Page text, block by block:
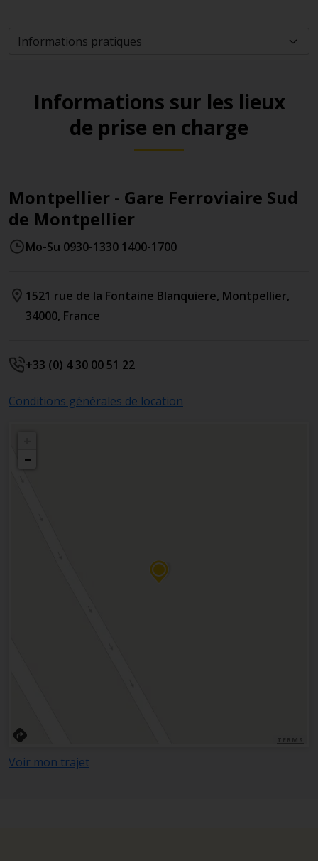
Informations sur les lieux
de prise en charge
Montpellier - Gare Ferroviaire Sud
de Montpellier
Mo-Su 0930-1330 1400-1700
1521 rue de la Fontaine Blanquiere, Montpellier,
34000, France
+33 (0) 4 30 00 51 22
Conditions générales de location
−
Voir mon trajet